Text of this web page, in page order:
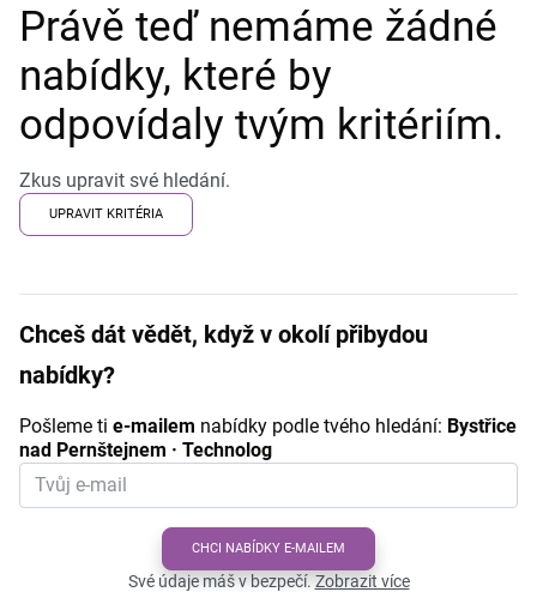
Právě teď nemáme žádné
nabídky, které by
odpovídaly tvým kritériím.
Zkus upravit své hledání.
UPRAVIT KRITÉRIA
Chceš dát vědět, když v okolí přibydou
nabídky?
Pošleme ti e-mailem nabídky podle tvého hledání: Bystřice
nad Pernštejnem · Technolog
CHCI NABÍDKY E-MAILEM
Své údaje máš v bezpečí.Zobrazit více